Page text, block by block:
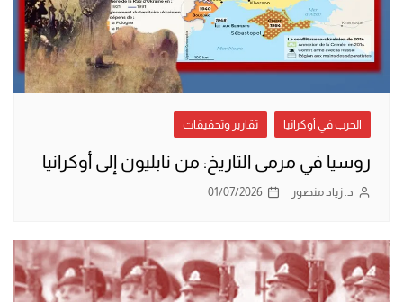
الحرب في أوكرانيا تقارير وتحقيقات
روسيا في مرمى التاريخ: من نابليون إلى أوكرانيا
د. زياد منصور 01/07/2026